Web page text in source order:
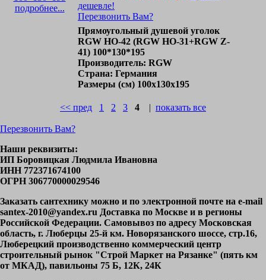
подробнее...
дешевле!
Перезвонить Вам?
Прямоугольный душевой уголок
RGW HO-42 (RGW HO-31+RGW Z-
41) 100*130*195
Производитель: RGW
Страна: Германия
Размеры (см) 100x130х195
<< пред 1 2 3 4 | показать все
Перезвонить Вам?
Наши реквизиты:
ИП Боровицкая Людмила Ивановна
ИНН 772371674100
ОГРН 306770000029546
Заказать сантехнику можно и по электронной почте на e-mail
santex-2010@yandex.ru Доставка по Москве и в регионы
Российской Федерации. Самовывоз по адресу Московская
область, г. Люберцы 25-й км. Новорязанского шоссе, стр.16,
Люберецкий производственно коммерческий центр
строительный рынок "Строй Маркет на Рязанке" (пять км
от МКАД), павильоны 75 Б, 12К, 24К